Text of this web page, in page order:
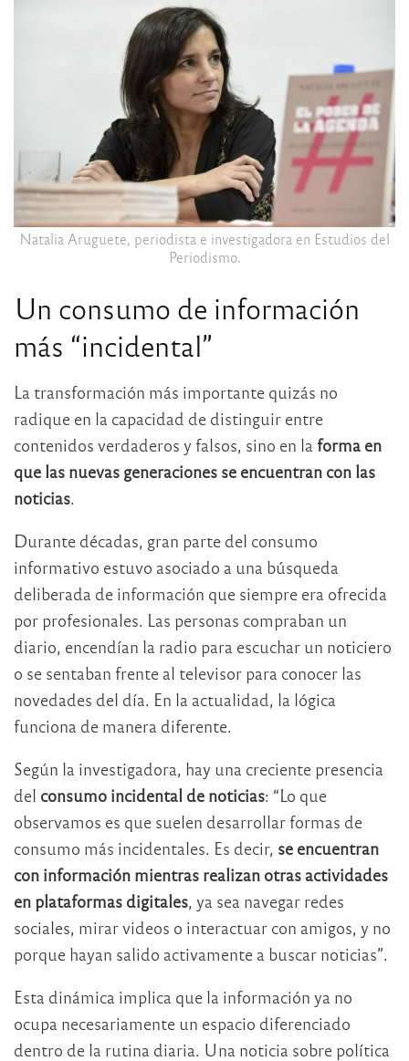
Natalia Aruguete, periodista e investigadora en Estudios del
Periodismo.
Un consumo de información
más “incidental”
La transformación más importante quizás no
radique en la capacidad de distinguir entre
contenidos verdaderos y falsos, sino en la forma en
que las nuevas generaciones se encuentran con las
noticias.
Durante décadas, gran parte del consumo
informativo estuvo asociado a una búsqueda
deliberada de información que siempre era ofrecida
por profesionales. Las personas compraban un
diario, encendían la radio para escuchar un noticiero
o se sentaban frente al televisor para conocer las
novedades del día. En la actualidad, la lógica
funciona de manera diferente.
Según la investigadora, hay una creciente presencia
del consumo incidental de noticias: “Lo que
observamos es que suelen desarrollar formas de
consumo más incidentales. Es decir, se encuentran
con información mientras realizan otras actividades
en plataformas digitales, ya sea navegar redes
sociales, mirar videos o interactuar con amigos, y no
porque hayan salido activamente a buscar noticias”.
Esta dinámica implica que la información ya no
ocupa necesariamente un espacio diferenciado
dentro de la rutina diaria. Una noticia sobre política